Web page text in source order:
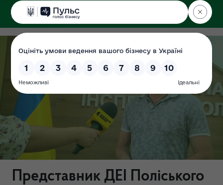
ДЕРЖЕКОІНСПЕКЦІЯ
Поліського округу
Представник ДЕІ Поліського